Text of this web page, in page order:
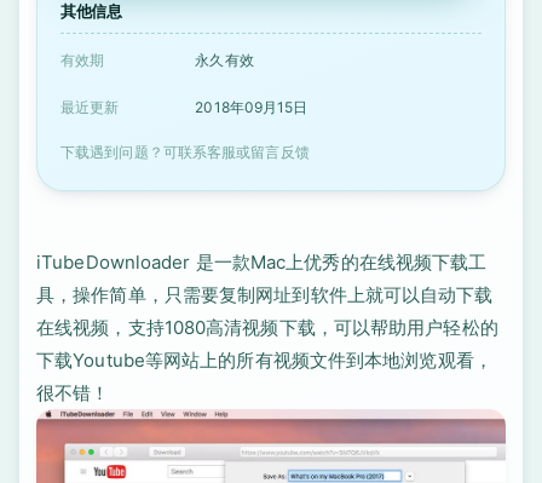
其他信息
有效期 永久有效
最近更新 2018年09月15日
下载遇到问题？可联系客服或留言反馈
iTubeDownloader 是一款Mac上优秀的在线视频下载工
具，操作简单，只需要复制网址到软件上就可以自动下载
在线视频，支持1080高清视频下载，可以帮助用户轻松的
下载Youtube等网站上的所有视频文件到本地浏览观看，
很不错！